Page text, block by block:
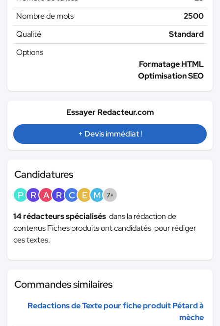
Nombre de mots
2500
Qualité
Standard
Options
Formatage HTML
Optimisation SEO
Essayer Redacteur.com
+ Devis immédiat !
Candidatures
P R A R C E M 7+
14 rédacteurs spécialisés dans la rédaction de
contenus Fiches produits ont candidatés pour rédiger
ces textes.
Commandes similaires
Redactions de Texte pour fiche produit Pétard à
mèche